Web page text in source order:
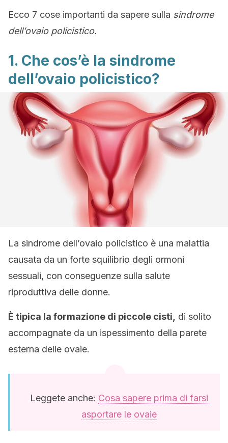
Ecco 7 cose importanti da sapere sulla sindrome
dell’ovaio policistico.
1. Che cos’è la sindrome
dell’ovaio policistico?
La sindrome dell’ovaio policistico è una malattia
causata da un forte squilibrio degli ormoni
sessuali, con conseguenze sulla salute
riproduttiva delle donne.
È tipica la formazione di piccole cisti,
di solito
accompagnate da un ispessimento della parete
esterna delle ovaie.
Leggete anche: Cosa sapere prima di farsi
asportare le ovaie